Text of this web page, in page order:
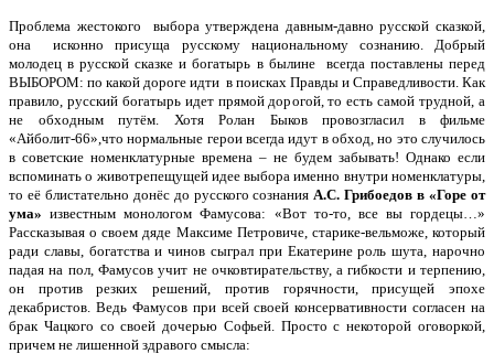
Проблема жестокого выбора утверждена давным-давно русской сказкой,
она исконно присуща русскому национальному сознанию. Добрый
молодец в русской сказке и богатырь в былине всегда поставлены перед
ВЫБОРОМ: по какой дороге идти в поисках Правды и Справедливости. Как
правило, русский богатырь идет прямой дорогой, то есть самой трудной, а
не обходным путём. Хотя Ролан Быков провозгласил в фильме
«Айболит-66»,что нормальные герои всегда идут в обход, но это случилось
в советские номенклатурные времена – не будем забывать! Однако если
вспоминать о животрепещущей идее выбора именно внутри номенклатуры,
то её блистательно донёс до русского сознания А.С. Грибоедов в «Горе от
ума» известным монологом Фамусова: «Вот то-то, все вы гордецы…»
Рассказывая о своем дяде Максиме Петровиче, старике-вельможе, который
ради славы, богатства и чинов сыграл при Екатерине роль шута, нарочно
падая на пол, Фамусов учит не очковтирательству, а гибкости и терпению,
он против резких решений, против горячности, присущей эпохе
декабристов. Ведь Фамусов при всей своей консервативности согласен на
брак Чацкого со своей дочерью Софьей. Просто с некоторой оговоркой,
причем не лишенной здравого смысла: